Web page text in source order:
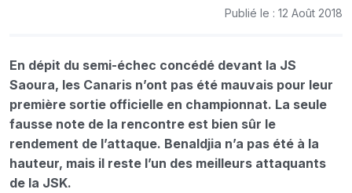
Publié le : 12 Août 2018
En dépit du semi-échec concédé devant la JS
Saoura, les Canaris n’ont pas été mauvais pour leur
première sortie officielle en championnat. La seule
fausse note de la rencontre est bien sûr le
rendement de l’attaque. Benaldjia n’a pas été à la
hauteur, mais il reste l’un des meilleurs attaquants
de la JSK.